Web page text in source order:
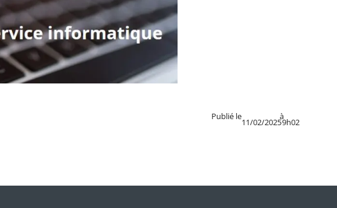
Publié le
11/02/2025
à
9h02